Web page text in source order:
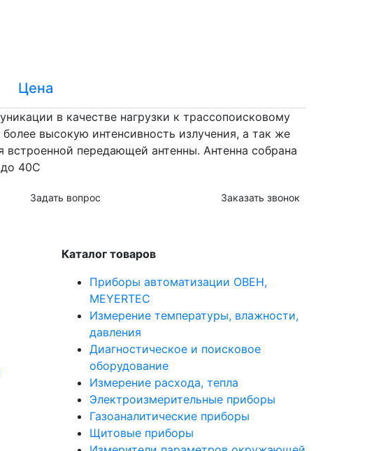
Цена
в качестве нагрузки к трассопоисковому
высокую интенсивность излучения, а так же
передающей антенны. Антенна собрана
до 40С
Задать вопрос Заказать звонок
Каталог товаров
Приборы автоматизации ОВЕН,
MEYERTEC
Измерение температуры, влажности,
давления
Диагностическое и поисковое
оборудование
Измерение расхода, тепла
Электроизмерительные приборы
Газоаналитические приборы
Щитовые приборы